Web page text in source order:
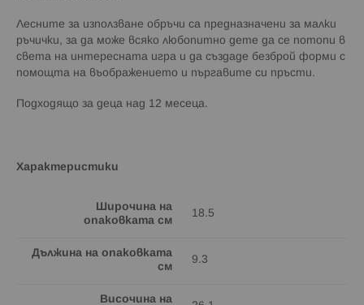
Лесните за използване обръчи са предназначени за малки
ръчички, за да може всяко любопитно дете да се потопи в
света на интересната игра и да създаде безброй форми с
помощта на въображението и пъргавите си пръсти.
Подходящо за деца над 12 месеца.
Характеристики
Широчина на
опаковката см
18.5
Дължина на опаковката
см
9.3
Височина на